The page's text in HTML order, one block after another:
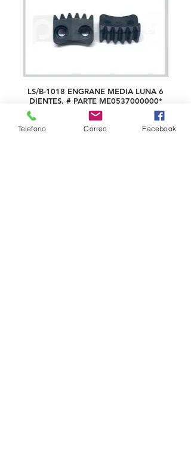
LS/B-1018 ENGRANE MEDIA LUNA 6
DIENTES, # PARTE ME0537000000*
Telefono Correo Facebook